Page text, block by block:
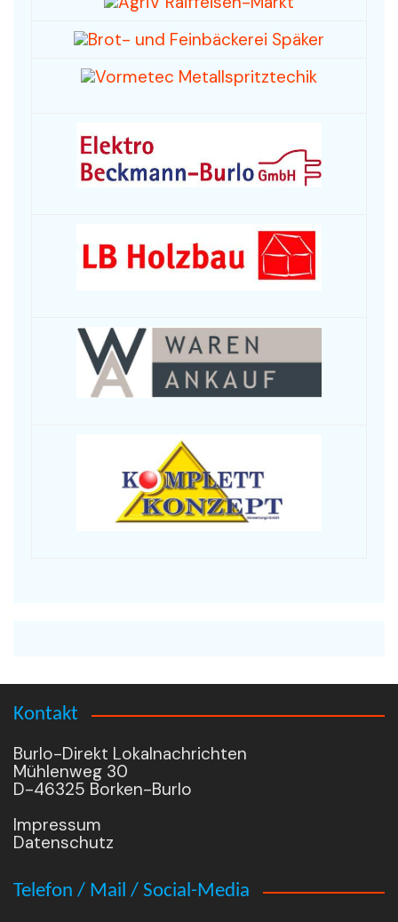
Kontakt
Burlo-Direkt Lokalnachrichten
Mühlenweg 30
D-46325 Borken-Burlo
Impressum
Datenschutz
Telefon / Mail / Social-Media